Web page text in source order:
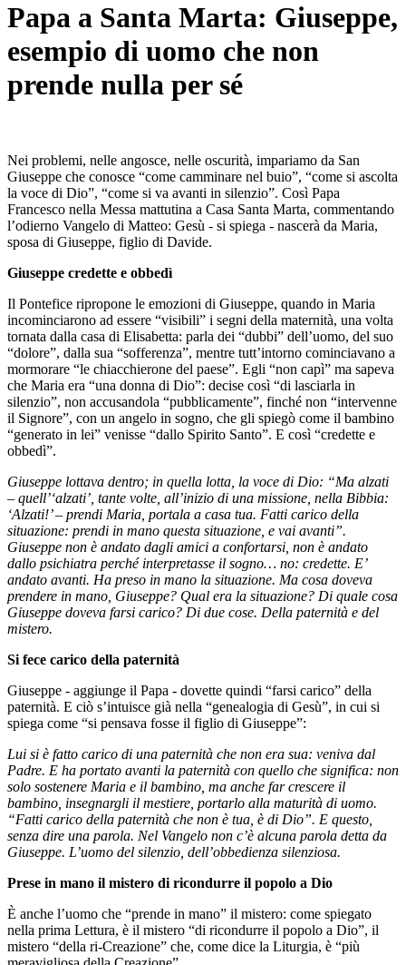
Papa a Santa Marta: Giuseppe,
esempio di uomo che non
prende nulla per sé
Nei problemi, nelle angosce, nelle oscurità, impariamo da San
Giuseppe che conosce “come camminare nel buio”, “come si ascolta
la voce di Dio”, “come si va avanti in silenzio”. Così Papa
Francesco nella Messa mattutina a Casa Santa Marta, commentando
l’odierno Vangelo di Matteo: Gesù - si spiega - nascerà da Maria,
sposa di Giuseppe, figlio di Davide.
Giuseppe credette e obbedì
Il Pontefice ripropone le emozioni di Giuseppe, quando in Maria
incominciarono ad essere “visibili” i segni della maternità, una volta
tornata dalla casa di Elisabetta: parla dei “dubbi” dell’uomo, del suo
“dolore”, dalla sua “sofferenza”, mentre tutt’intorno cominciavano a
mormorare “le chiacchierone del paese”. Egli “non capì” ma sapeva
che Maria era “una donna di Dio”: decise così “di lasciarla in
silenzio”, non accusandola “pubblicamente”, finché non “intervenne
il Signore”, con un angelo in sogno, che gli spiegò come il bambino
“generato in lei” venisse “dallo Spirito Santo”. E così “credette e
obbedì”.
Giuseppe lottava dentro; in quella lotta, la voce di Dio: “Ma alzati
– quell’‘alzati’, tante volte, all’inizio di una missione, nella Bibbia:
‘Alzati!’ – prendi Maria, portala a casa tua. Fatti carico della
situazione: prendi in mano questa situazione, e vai avanti”.
Giuseppe non è andato dagli amici a confortarsi, non è andato
dallo psichiatra perché interpretasse il sogno… no: credette. E’
andato avanti. Ha preso in mano la situazione. Ma cosa doveva
prendere in mano, Giuseppe? Qual era la situazione? Di quale cosa
Giuseppe doveva farsi carico? Di due cose. Della paternità e del
mistero.
Si fece carico della paternità
Giuseppe - aggiunge il Papa - dovette quindi “farsi carico” della
paternità. E ciò s’intuisce già nella “genealogia di Gesù”, in cui si
spiega come “si pensava fosse il figlio di Giuseppe”:
Lui si è fatto carico di una paternità che non era sua: veniva dal
Padre. E ha portato avanti la paternità con quello che significa: non
solo sostenere Maria e il bambino, ma anche far crescere il
bambino, insegnargli il mestiere, portarlo alla maturità di uomo.
“Fatti carico della paternità che non è tua, è di Dio”. E questo,
senza dire una parola. Nel Vangelo non c’è alcuna parola detta da
Giuseppe. L’uomo del silenzio, dell’obbedienza silenziosa.
Prese in mano il mistero di ricondurre il popolo a Dio
È anche l’uomo che “prende in mano” il mistero: come spiegato
nella prima Lettura, è il mistero “di ricondurre il popolo a Dio”, il
mistero “della ri-Creazione” che, come dice la Liturgia, è “più